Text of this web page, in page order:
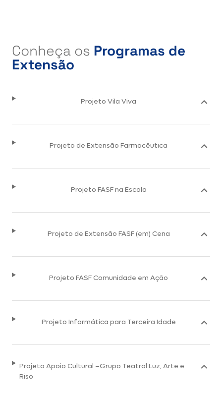
Conheça os Programas de
Extensão
Projeto Vila Viva
Projeto de Extensão Farmacêutica
Projeto FASF na Escola
Projeto de Extensão FASF (em) Cena
Projeto FASF Comunidade em Ação​
Projeto Informática para Terceira Idade
Projeto Apoio Cultural –Grupo Teatral Luz, Arte e
Riso